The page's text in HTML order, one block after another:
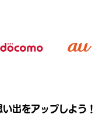
い出をアップしよう